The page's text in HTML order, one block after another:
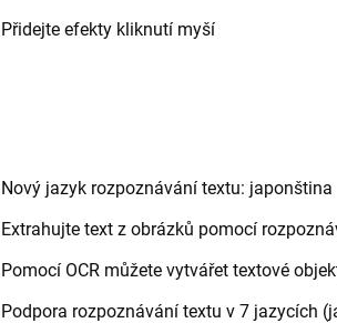
Přidejte efekty kliknutí myší
Nový jazyk rozpoznávání textu: japonština
Extrahujte text z obrázků pomocí
Pomocí OCR můžete vytvářet textové
Podpora rozpoznávání textu v 7 jazycích